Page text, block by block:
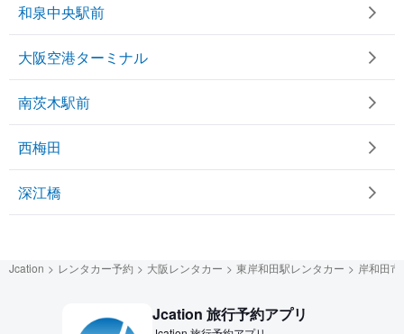
和泉中央駅前
大阪空港ターミナル
南茨木駅前
西梅田
深江橋
Jcation レンタカー予約 大阪レンタカー 東岸和田駅レンタカー 岸和田
Jcation 旅行予約アプリ